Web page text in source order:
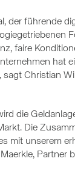
der führende
faire
hat
Christian
die
Die
mit unserem
Partner